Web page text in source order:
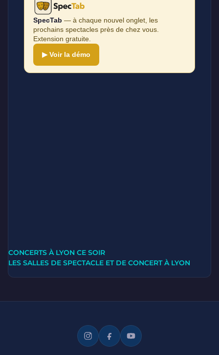
SpecTab — à chaque nouvel onglet, les
prochains spectacles près de chez vous.
Extension gratuite.
▶ Voir la démo
CONCERTS À LYON CE SOIR
LES SALLES DE SPECTACLE ET DE CONCERT À LYON